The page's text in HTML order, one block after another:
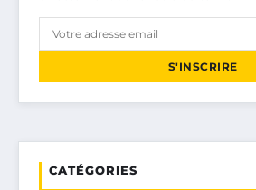
S'INSCRIRE
CATÉGORIES